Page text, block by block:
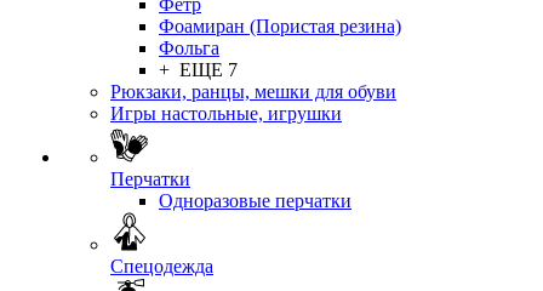
Фетр
Фоамиран (Пористая резина)
Фольга
+ ЕЩЕ 7
Рюкзаки, ранцы, мешки для обуви
Игры настольные, игрушки
Перчатки
Одноразовые перчатки
Спецодежда